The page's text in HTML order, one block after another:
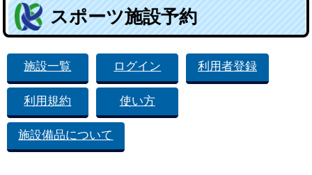
スポーツ施設予約
施設一覧 ログイン 利用者登録
利用規約 使い方
施設備品について